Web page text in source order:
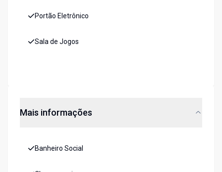
Portão Eletrônico
Sala de Jogos
Mais informações
Banheiro Social